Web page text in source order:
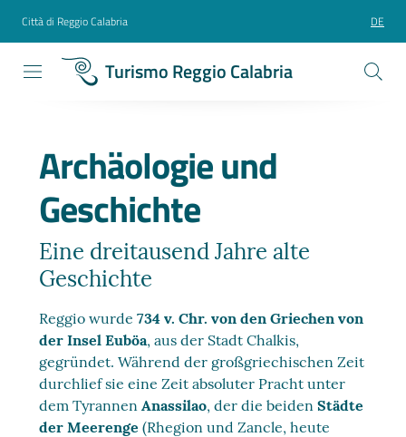
Città di Reggio Calabria DE
Turismo Reggio Calabria
Archäologie und
Geschichte
Eine dreitausend Jahre alte
Geschichte
Reggio wurde734 v. Chr. von den Griechen von
der Insel Euböa, aus der Stadt Chalkis,
gegründet. Während der großgriechischen Zeit
durchlief sie eine Zeit absoluter Pracht unter
dem TyrannenAnassilao, der die beidenStädte
der Meerenge (Rhegion und Zancle, heute